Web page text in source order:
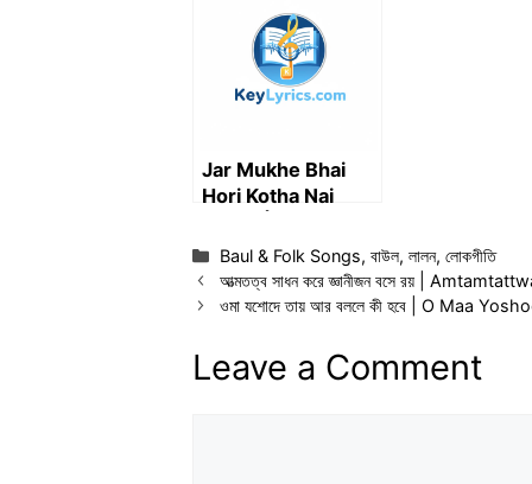
Jar Mukhe Bhai
Hori Kotha Nai
কথা নাই Lyrics
Categories
Baul & Folk Songs,বাউল,লালন,লোকগীতি
আত্মতত্ব সাধন করে জ্ঞানীজন বসে রয় |
ওমা যশোদে তায় আর বললে কী হবে | O Maa
Leave a Comment